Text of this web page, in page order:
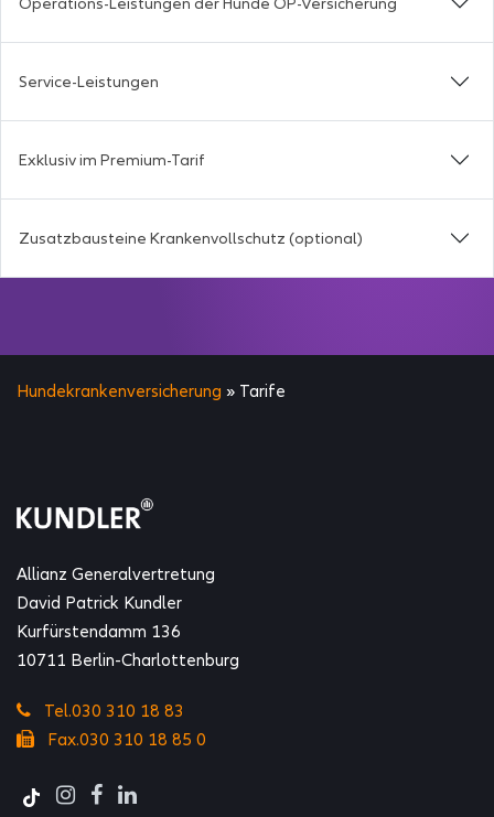
Service-Leistungen
Exklusiv im Premium-Tarif
Zusatzbausteine Krankenvollschutz (optional)
Hundekrankenversicherung » Tarife
Allianz Generalvertretung
David Patrick Kundler
Kurfürstendamm 136
10711 Berlin-Charlottenburg
Tel.030 310 18 83
Fax.030 310 18 85 0